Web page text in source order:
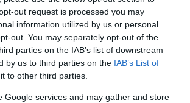
out request is processed you may
information utilized by us or personal
out. You may separately opt-out of the
parties on the IAB’s list of downstream
by us to third parties on the IAB’s List of
to other third parties.
services and may gather and store